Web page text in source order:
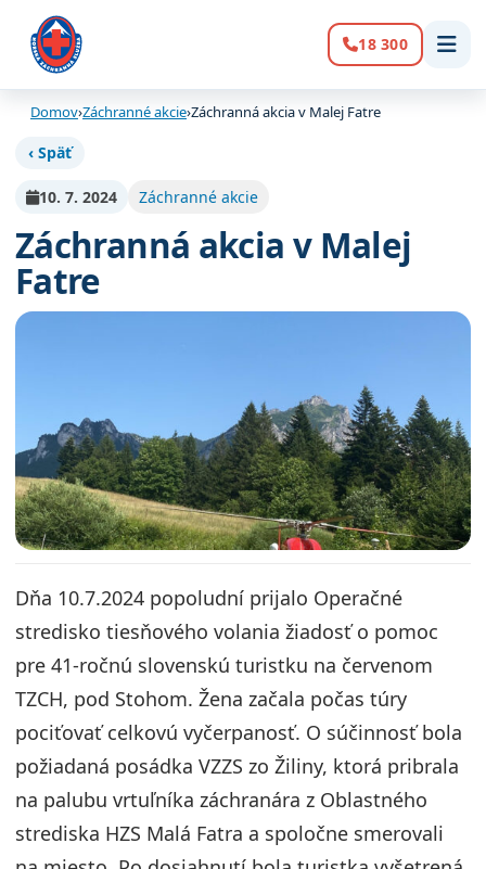
Volanie:
18 300
Domov›Záchranné akcie›Záchranná akcia v Malej Fatre
‹ Späť
10. 7. 2024 Záchranné akcie
Záchranná akcia v Malej
Fatre
Dňa 10.7.2024 popoludní prijalo Operačné
stredisko tiesňového volania žiadosť o pomoc
pre 41-ročnú slovenskú turistku na červenom
TZCH, pod Stohom. Žena začala počas túry
pociťovať celkovú vyčerpanosť. O súčinnosť bola
požiadaná posádka VZZS zo Žiliny, ktorá pribrala
na palubu vrtuľníka záchranára z Oblastného
strediska HZS Malá Fatra a spoločne smerovali